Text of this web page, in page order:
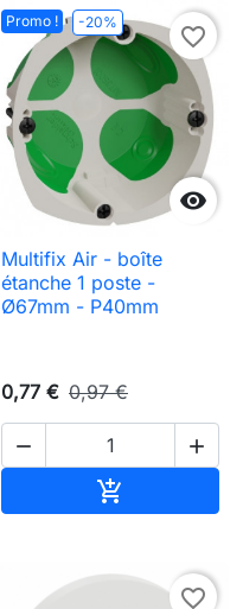
Promo ! -20%

favorite_border
Multifix Air - boîte
étanche 1 poste -
Ø67mm - P40mm
0,77 € 0,97 €
 

favorite_border